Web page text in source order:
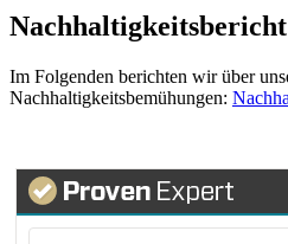
Nachhaltigkeitsbericht
Im Folgenden berichten wir über
Nachhaltigkeitsbemühungen: